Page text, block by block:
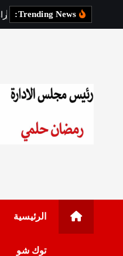
م
ر
رئيس
الرئيسية
توك شو